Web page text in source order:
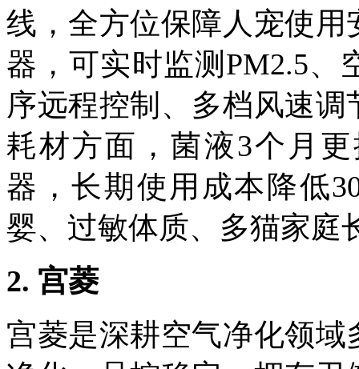
线，全方位保障人宠使
器，可实时监测 PM2.5、
序远程控制、多档风速
耗材方面，菌液3个月
器，长期使用成本降低
婴、过敏体质、多猫家庭
2. 宫菱
宫菱是深耕空气净化领